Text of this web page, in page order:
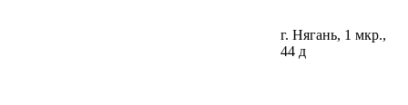
г. Нягань, 1 мкр.,
44 д